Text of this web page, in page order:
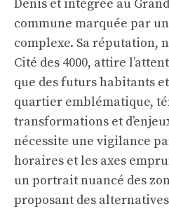
Denis et intégrée au
commune marquée par
complexe. Sa réputation,
Cité des 4000, attire
que des futurs habitants
quartier emblématique,
transformations et
nécessite une vigilance
horaires et les axes
un portrait nuancé des
proposant des